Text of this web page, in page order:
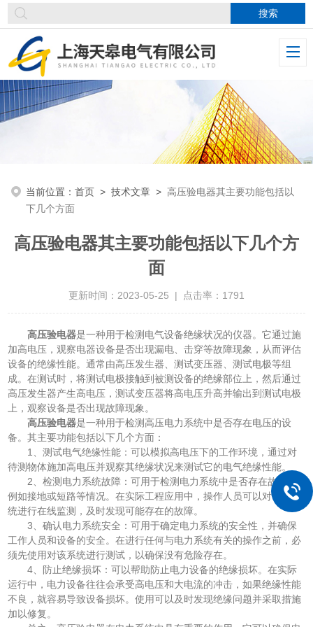
当前位置：首页 >技术文章 > 高压验电器其主要功能包括以
下几个方面
高压验电器其主要功能包括以下几个方
面
更新时间：2023-05-25 | 点击率：1791
高压验电器是一种用于检测电气设备绝缘状况的仪器。它通过施
加高电压，观察电器设备是否出现漏电、击穿等故障现象，从而评估
设备的绝缘性能。通常由高压发生器、测试变压器、测试电极等组
成。在测试时，将测试电极接触到被测设备的绝缘部位上，然后通过
高压发生器产生高电压，测试变压器将高电压升高并输出到测试电极
上，观察设备是否出现故障现象。
高压验电器是一种用于检测高压电力系统中是否存在电压的设
备。其主要功能包括以下几个方面：
1、测试电气绝缘性能：可以模拟高电压下的工作环境，通过对
待测物体施加高电压并观察其绝缘状况来测试它的电气绝缘性能。
2、检测电力系统故障：可用于检测电力系统中是否存在故障，
例如接地或短路等情况。在实际工程应用中，操作人员可以对电力系
统进行在线监测，及时发现可能存在的故障。
3、确认电力系统安全：可用于确定电力系统的安全性，并确保
工作人员和设备的安全。在进行任何与电力系统有关的操作之前，必
须先使用对该系统进行测试，以确保没有危险存在。
4、防止绝缘损坏：可以帮助防止电力设备的绝缘损坏。在实际
运行中，电力设备往往会承受高电压和大电流的冲击，如果绝缘性能
不良，就容易导致设备损坏。使用可以及时发现绝缘问题并采取措施
加以修复。